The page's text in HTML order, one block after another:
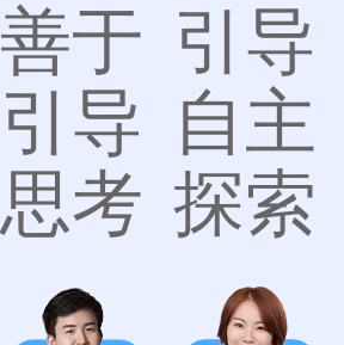
善于
引导
思考
引导
自主
探索